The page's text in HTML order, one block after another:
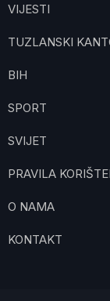
VIJESTI
TUZLANSKI
BIH
SPORT
SVIJET
PRAVILA
O NAMA
KONTAKT